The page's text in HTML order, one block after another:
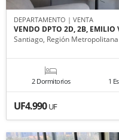
DEPARTAMENTO | VENTA
VENDO DPTO 2D, 2B, EMILIO
Santiago, Región
2 Dormitorios 1
UF4.990UF